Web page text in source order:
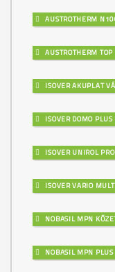
AUSTROTHERM
AUSTROTHERM
ISOVER AKUPLAT
ISOVER DOMO
ISOVER UNIROL
ISOVER VARIO
NOBASIL MPN
NOBASIL MPN PLUS